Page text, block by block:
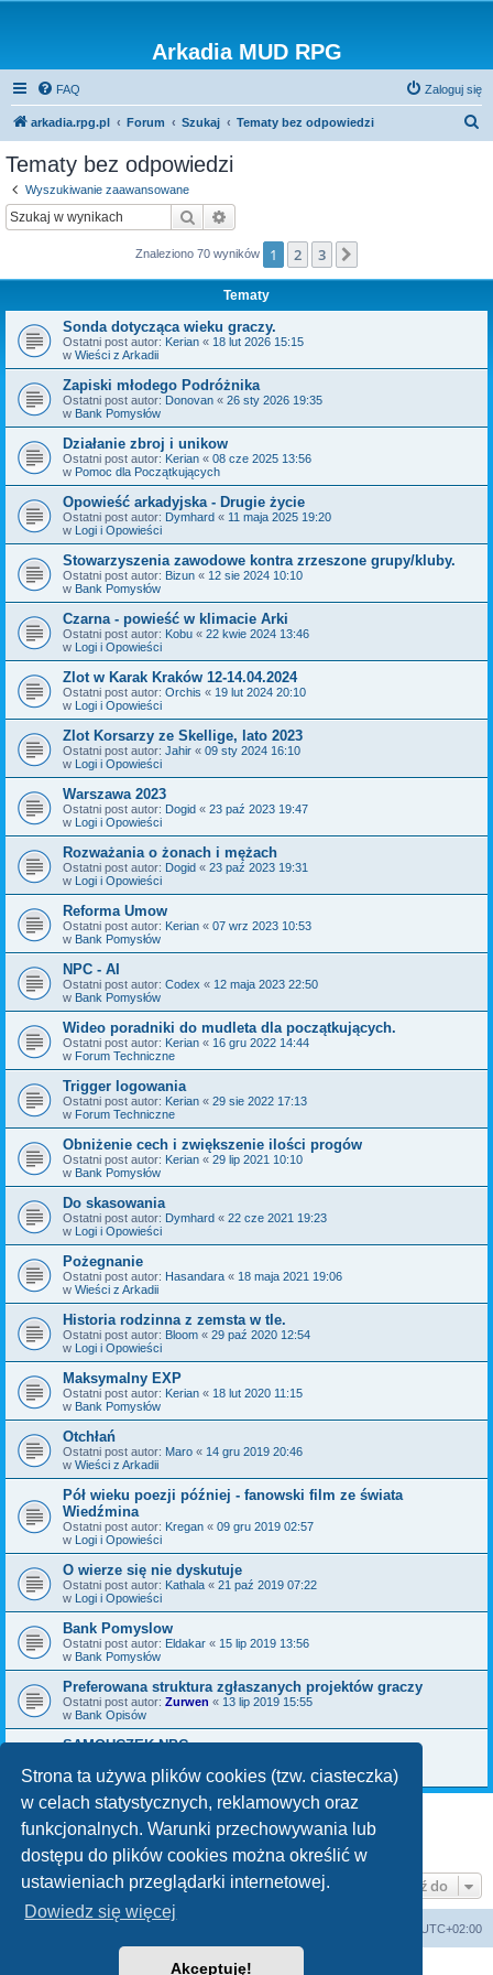
Strona ta używa plików cookies (tzw. ciasteczka)
w celach statystycznych, reklamowych oraz
funkcjonalnych. Warunki przechowywania lub
dostępu do plików cookies można określić w
ustawieniach przeglądarki internetowej.
Dowiedz się więcej
Akceptuję!
Arkadia MUD RPG
FAQ Zaloguj się
arkadia.rpg.pl Forum Szukaj Tematy bez odpowiedzi
Tematy bez odpowiedzi
Wyszukiwanie zaawansowane
Szukaj
Znaleziono 70 wyników 1 2 3
Tematy
Sonda dotycząca wieku graczy.
Ostatni post autor: Kerian « 18 lut 2026 15:15
w Wieści z Arkadii
Zapiski młodego Podróżnika
Ostatni post autor: Donovan « 26 sty 2026 19:35
w Bank Pomysłów
Działanie zbroj i unikow
Ostatni post autor: Kerian « 08 cze 2025 13:56
w Pomoc dla Początkujących
Opowieść arkadyjska - Drugie życie
Ostatni post autor: Dymhard « 11 maja 2025 19:20
w Logi i Opowieści
Stowarzyszenia zawodowe kontra zrzeszone grupy/kluby.
Ostatni post autor: Bizun « 12 sie 2024 10:10
w Bank Pomysłów
Czarna - powieść w klimacie Arki
Ostatni post autor: Kobu « 22 kwie 2024 13:46
w Logi i Opowieści
Zlot w Karak Kraków 12-14.04.2024
Ostatni post autor: Orchis « 19 lut 2024 20:10
w Logi i Opowieści
Zlot Korsarzy ze Skellige, lato 2023
Ostatni post autor: Jahir « 09 sty 2024 16:10
w Logi i Opowieści
Warszawa 2023
Ostatni post autor: Dogid « 23 paź 2023 19:47
w Logi i Opowieści
Rozważania o żonach i mężach
Ostatni post autor: Dogid « 23 paź 2023 19:31
w Logi i Opowieści
Reforma Umow
Ostatni post autor: Kerian « 07 wrz 2023 10:53
w Bank Pomysłów
NPC - AI
Ostatni post autor: Codex « 12 maja 2023 22:50
w Bank Pomysłów
Wideo poradniki do mudleta dla początkujących.
Ostatni post autor: Kerian « 16 gru 2022 14:44
w Forum Techniczne
Trigger logowania
Ostatni post autor: Kerian « 29 sie 2022 17:13
w Forum Techniczne
Obniżenie cech i zwiększenie ilości progów
Ostatni post autor: Kerian « 29 lip 2021 10:10
w Bank Pomysłów
Do skasowania
Ostatni post autor: Dymhard « 22 cze 2021 19:23
w Logi i Opowieści
Pożegnanie
Ostatni post autor: Hasandara « 18 maja 2021 19:06
w Wieści z Arkadii
Historia rodzinna z zemsta w tle.
Ostatni post autor: Bloom « 29 paź 2020 12:54
w Logi i Opowieści
Maksymalny EXP
Ostatni post autor: Kerian « 18 lut 2020 11:15
w Bank Pomysłów
Otchłań
Ostatni post autor: Maro « 14 gru 2019 20:46
w Wieści z Arkadii
Pół wieku poezji później - fanowski film ze świata
Wiedźmina
Ostatni post autor: Kregan « 09 gru 2019 02:57
w Logi i Opowieści
O wierze się nie dyskutuje
Ostatni post autor: Kathala « 21 paź 2019 07:22
w Logi i Opowieści
Bank Pomyslow
Ostatni post autor: Eldakar « 15 lip 2019 13:56
w Bank Pomysłów
Preferowana struktura zgłaszanych projektów graczy
Ostatni post autor: Zurwen « 13 lip 2019 15:55
w Bank Opisów
SAMOUCZEK NPC
w Bank Pomysłów
Znaleziono 70 wyników 2
Przejdź do
UTC+02:00
Technologię dostarczaphpBB® Forum Software © phpBB Limited